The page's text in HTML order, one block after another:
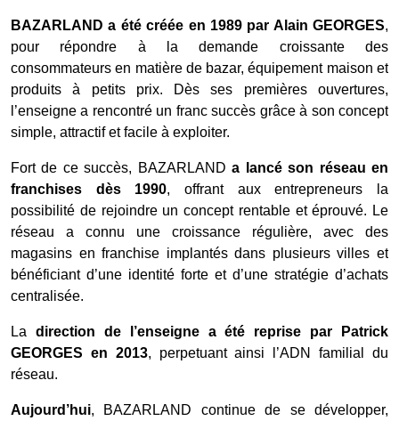
BAZARLAND a été créée en 1989 par Alain GEORGES,
pour répondre à la demande croissante des
consommateurs en matière de bazar, équipement maison et
produits à petits prix. Dès ses premières ouvertures,
l’enseigne a rencontré un franc succès grâce à son concept
simple, attractif et facile à exploiter.
Fort de ce succès, BAZARLAND a lancé son réseau en
franchises dès 1990, offrant aux entrepreneurs la
possibilité de rejoindre un concept rentable et éprouvé. Le
réseau a connu une croissance régulière, avec des
magasins en franchise implantés dans plusieurs villes et
bénéficiant d’une identité forte et d’une stratégie d’achats
centralisée.
La direction de l’enseigne a été reprise par Patrick
GEORGES en 2013, perpetuant ainsi l’ADN familial du
réseau.
Aujourd’hui, BAZARLAND continue de se développer,